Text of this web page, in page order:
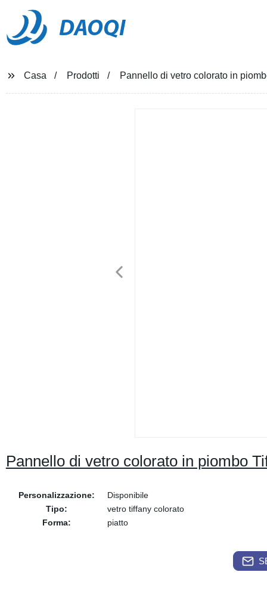
DAOQI
Casa Prodotti Pannello di vetro colorato in
Pannello di vetro colorato in piombo
Personalizzazione:
Disponibile
Tipo:
vetro tiffany colorato
Forma:
piatto